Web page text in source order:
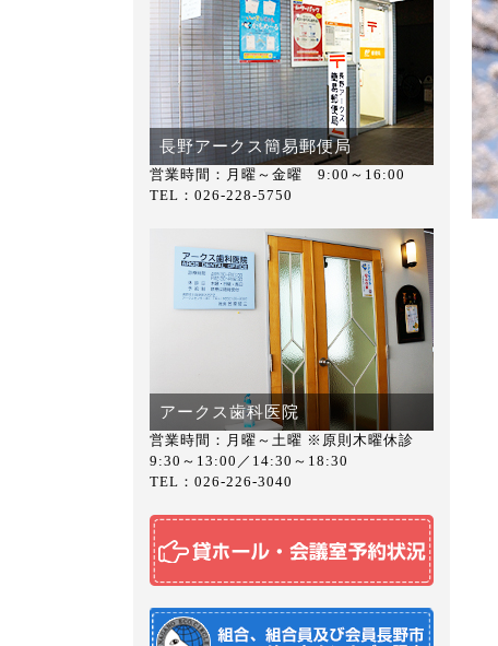
長野アークス簡易郵便局
営業時間：月曜～金曜 9:00～16:00
TEL：026-228-5750
アークス歯科医院
営業時間：月曜～土曜 ※原則木曜休診
9:30～13:00／14:30～18:30
TEL：026-226-3040